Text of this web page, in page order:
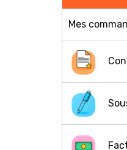
sous-
catégories
Mes
Appuyez
pour
afficher
les
sous-
pour